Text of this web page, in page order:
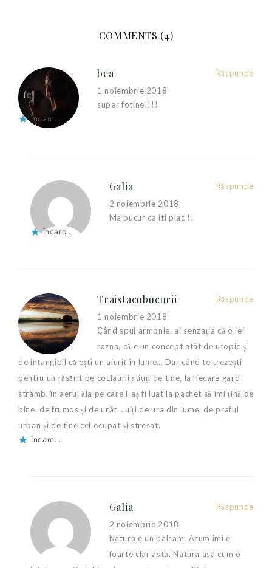
COMMENTS (4)
bea
1 noiembrie 2018
super fotine!!!!
Încarc...
Răspunde
Galia
2 noiembrie 2018
Ma bucur ca iti plac !!
Încarc...
Răspunde
Traistacubucurii
1 noiembrie 2018
Când spui armonie, ai senzația că o iei
razna, că e un concept atât de utopic și
de intangibil că ești un aiurit în lume… Dar când te trezești
pentru un răsărit pe coclaurii știuți de tine, la fiecare gard
strâmb, în aerul ăla pe care l-aș fi luat la pachet să îmi țină de
bine, de frumos și de urât… uiți de ura din lume, de praful
urban și de tine cel ocupat și stresat.
Încarc...
Răspunde
Galia
2 noiembrie 2018
Natura e un balsam. Acum imi e
foarte clar asta. Natura asa cum o
Răspunde